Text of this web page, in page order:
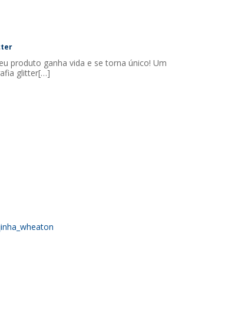
produto ganha vida e se torna único! Um
glitter[…]